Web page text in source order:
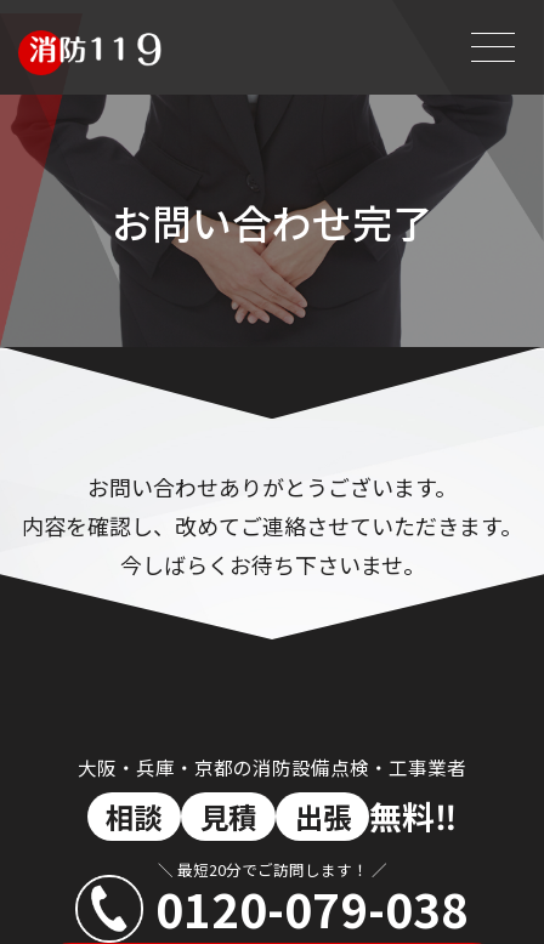
お問い合わせ完了
お問い合わせありがとうございます。
内容を確認し、改めてご連絡させていただきます。
今しばらくお待ち下さいませ。
大阪・兵庫・京都の消防設備点検・工事業者
相談 見積 出張 無料‼︎
＼ 最短20分でご訪問します！ ／
0120-079-038